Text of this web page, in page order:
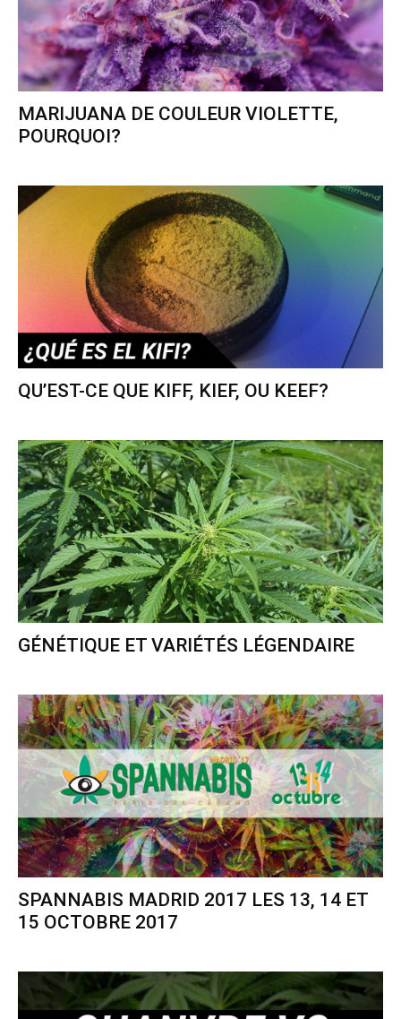
MARIJUANA DE COULEUR VIOLETTE,
POURQUOI?
QU’EST-CE QUE KIFF, KIEF, OU KEEF?
GÉNÉTIQUE ET VARIÉTÉS LÉGENDAIRE
SPANNABIS MADRID 2017 LES 13, 14 ET
15 OCTOBRE 2017